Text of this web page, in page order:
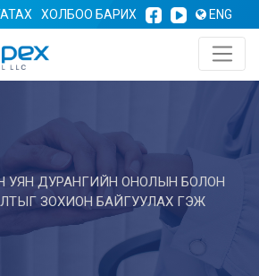
ХОЛБОО БАРИХ ENG
УЯН ДУРАНГИЙН ОНОЛЫН БОЛОН
ЗОХИОН БАЙГУУЛАХ ГЭЖ